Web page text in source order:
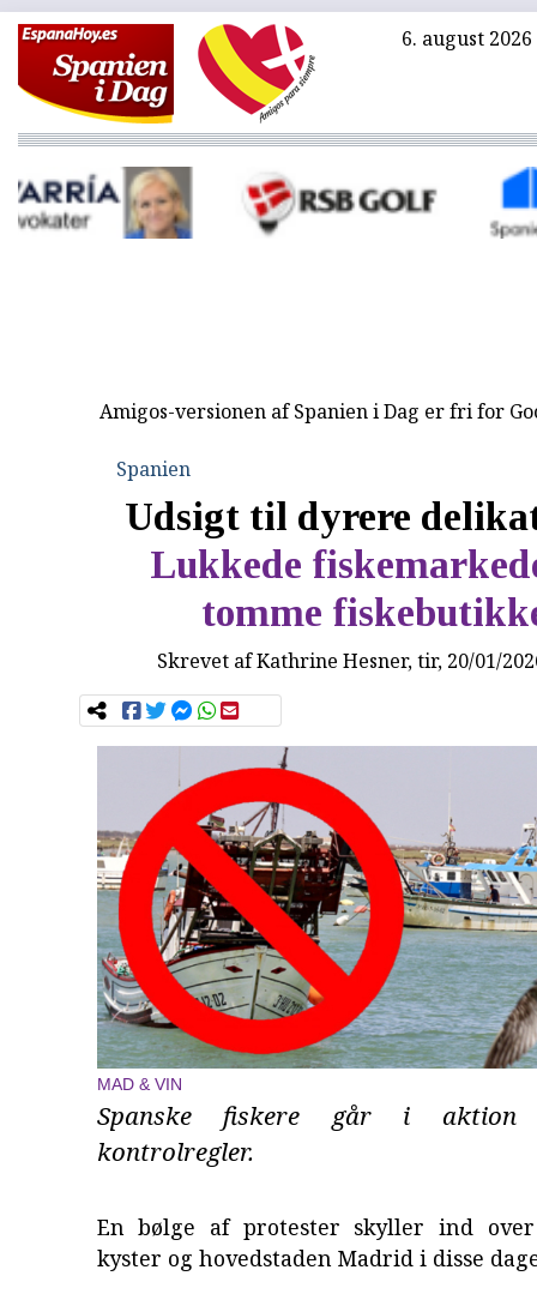
6. august 2026
Amigos-versionen af Spanien i Dag er fri for
Spanien
Udsigt til dyrere
Lukkede
tomme
Skrevet afKathrine Hesner, tir, 20/01/
MAD & VIN
Spanske fiskere går i aktion
kontrolregler.
En bølge af protester skyller ind over
kyster og hovedstaden Madrid i disse